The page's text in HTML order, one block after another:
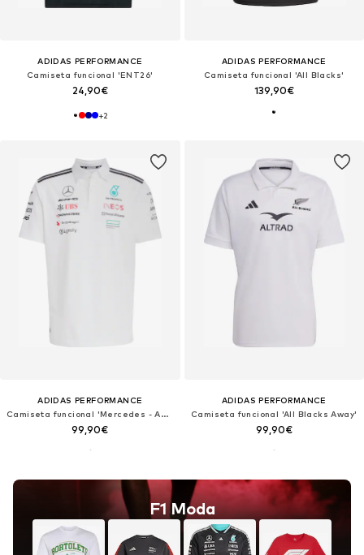
ADIDAS PERFORMANCE
Camiseta funcional 'ENT26'
24,90€
+2
ADIDAS PERFORMANCE
Camiseta funcional 'All Blacks'
139,90€
ADIDAS PERFORMANCE
Camiseta funcional 'Mercedes - AMG Petronas Formula One Team'
99,90€
F1 Moda
ADIDAS PERFORMANCE
Camiseta funcional 'All Blacks Away'
99,90€